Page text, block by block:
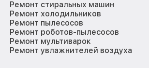
Ремонт стиральных машин
Ремонт холодильников
Ремонт пылесосов
Ремонт роботов-пылесосов
Ремонт мультиварок
Ремонт увлажнителей воздуха